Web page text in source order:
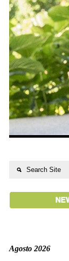
Agosto 2026